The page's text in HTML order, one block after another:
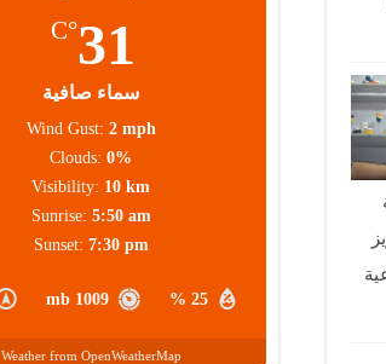
31
°C
سماء صافية
25 %
1009 mb
Wind Gust: 2 mph
Clouds: 0%
Visibility: 10 km
Sunrise: 5:50 am
Sunset: 7:30 pm
Weather from OpenWeatherMap